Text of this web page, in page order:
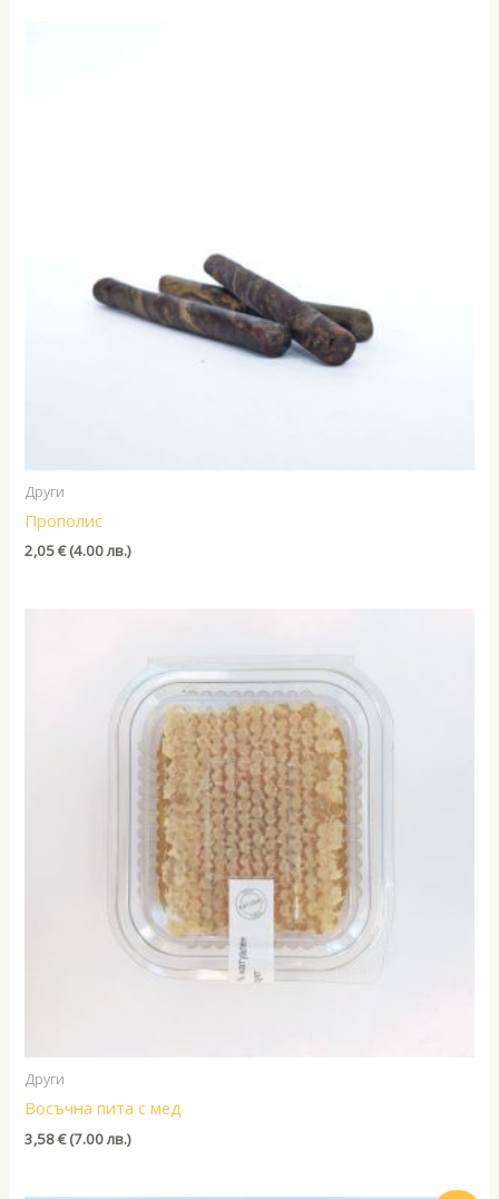
Други
Прополис
2,05€(4.00 лв.)
Други
Восъчна пита с мед
3,58€(7.00 лв.)